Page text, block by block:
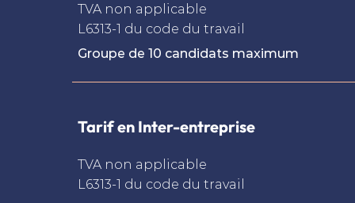
TVA non applicable
L6313-1 du code du travail
Groupe de 10 candidats maximum
Tarif en Inter-entreprise
TVA non applicable
L6313-1 du code du travail